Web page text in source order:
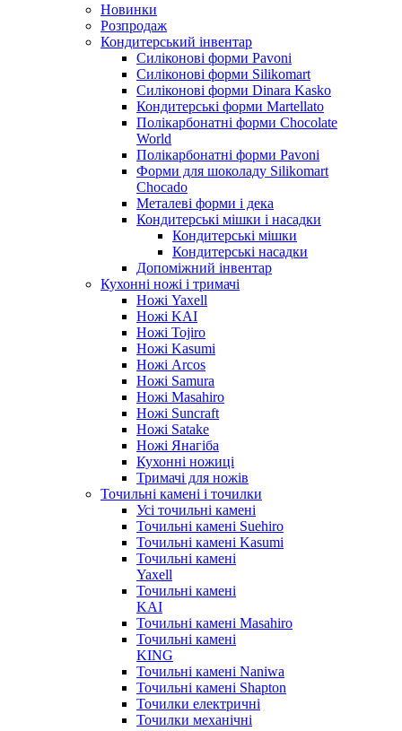
Новинки
Розпродаж
Кондитерський інвентар
Силіконові форми Pavoni
Силіконові форми Silikomart
Силіконові форми Dinara Kasko
Кондитерські форми Martellato
Полікарбонатні форми Chocolate
World
Полікарбонатні форми Pavoni
Форми для шоколаду Silikomart
Chocado
Металеві форми і дека
Кондитерські мішки і насадки
Кондитерські мішки
Кондитерські насадки
Допоміжний інвентар
Кухонні ножі і тримачі
Ножі Yaxell
Ножі KAI
Ножі Tojiro
Ножі Kasumi
Ножі Arcos
Ножі Samura
Ножі Masahiro
Ножі Suncraft
Ножі Satake
Ножі Янагіба
Кухонні ножиці
Тримачі для ножів
Точильні камені і точилки
Усі точильні камені
Точильні камені Suehiro
Точильні камені Kasumi
Точильні камені
Yaxell
Точильні камені
KAI
Точильні камені Masahiro
Точильні камені
KING
Точильні камені Naniwa
Точильні камені Shapton
Точилки електричні
Точилки механічні